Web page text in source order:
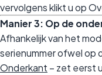
vervolgens klikt u op
Manier 3: Op de
Afhankelijk van het
serienummer ofwel op
Onderkant – zet eerst